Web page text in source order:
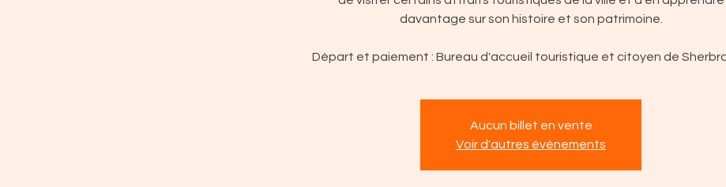
davantage sur son histoire et son patrimoine.
Départ et paiement : Bureau d'accueil touristique et citoyen de
Aucun billet en vente
Voir d'autres événements